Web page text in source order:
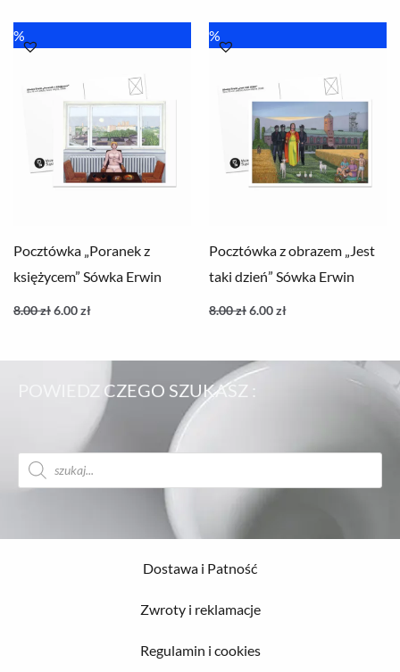
%
Pocztówka „Poranek z
księżycem” Sówka Erwin
8.00zł
cena
6.00zł
cena
6.00 zł.
%
Pocztówka z obrazem „Jest
taki dzień” Sówka Erwin
8.00zł
cena
6.00zł
cena
6.00 zł.
POWIEDZ CZEGO SZUKASZ :
Wyszukiwarka
produktów
Dostawa i Patność
Zwroty i reklamacje
Regulamin i cookies